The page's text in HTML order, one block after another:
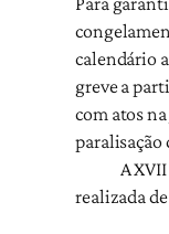
calendário
greve a
com atos
paralisação
A XVII
realizada